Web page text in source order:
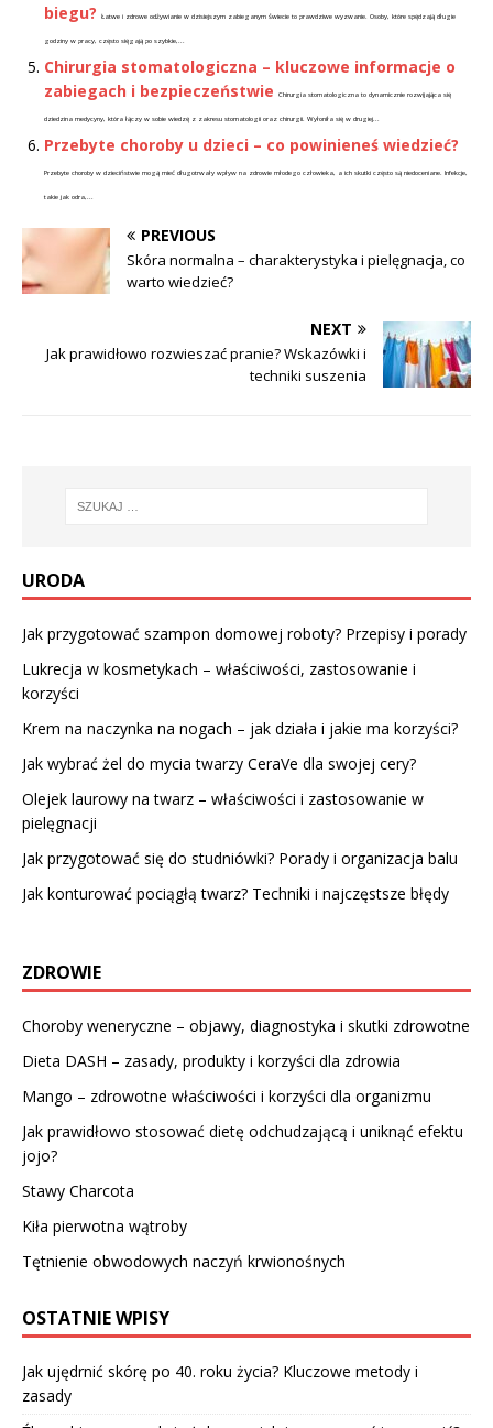
biegu?
Łatwe i zdrowe odżywianie w dzisiejszym zabieganym świecie to prawdziwe wyzwanie. Osoby, które spędzają długie
godziny w pracy, często sięgają po szybkie,...
Chirurgia stomatologiczna – kluczowe informacje o
zabiegach i bezpieczeństwie
Chirurgia stomatologiczna to dynamicznie rozwijająca się
dziedzina medycyny, która łączy w sobie wiedzę z zakresu stomatologii oraz chirurgii. Wyłoniła się w drugiej...
Przebyte choroby u dzieci – co powinieneś wiedzieć?
Przebyte choroby w dzieciństwie mogą mieć długotrwały wpływ na zdrowie młodego człowieka, a ich skutki często są niedoceniane. Infekcje,
takie jak odra,...
PREVIOUS
Skóra normalna – charakterystyka i pielęgnacja, co
warto wiedzieć?
NEXT
Jak prawidłowo rozwieszać pranie? Wskazówki i
techniki suszenia
URODA
Jak przygotować szampon domowej roboty? Przepisy i porady
Lukrecja w kosmetykach – właściwości, zastosowanie i
korzyści
Krem na naczynka na nogach – jak działa i jakie ma korzyści?
Jak wybrać żel do mycia twarzy CeraVe dla swojej cery?
Olejek laurowy na twarz – właściwości i zastosowanie w
pielęgnacji
Jak przygotować się do studniówki? Porady i organizacja balu
Jak konturować pociągłą twarz? Techniki i najczęstsze błędy
ZDROWIE
Choroby weneryczne – objawy, diagnostyka i skutki zdrowotne
Dieta DASH – zasady, produkty i korzyści dla zdrowia
Mango – zdrowotne właściwości i korzyści dla organizmu
Jak prawidłowo stosować dietę odchudzającą i uniknąć efektu
jojo?
Stawy Charcota
Kiła pierwotna wątroby
Tętnienie obwodowych naczyń krwionośnych
OSTATNIE WPISY
Jak ujędrnić skórę po 40. roku życia? Kluczowe metody i
zasady